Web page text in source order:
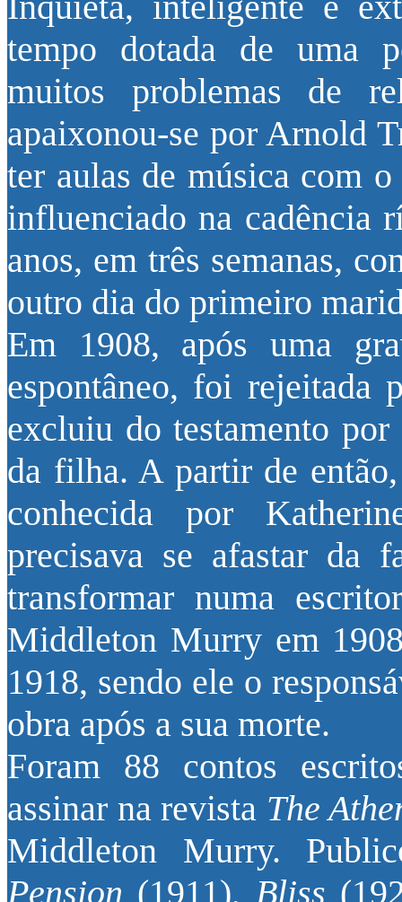
tempo dotada de uma
muitos problemas de
apaixonou-se por Arnold
ter aulas de música com
influenciado na cadência
anos, em três semanas,
outro dia do primeiro
Em 1908, após uma
espontâneo, foi rejeitada
excluiu do testamento
da filha. A partir de
conhecida por
precisava se afastar da
transformar numa
Middleton Murry em
1918, sendo ele o
obra após a sua morte.
Foram 88 contos
assinar na revista The
Middleton Murry.
Pension (1911), Bliss